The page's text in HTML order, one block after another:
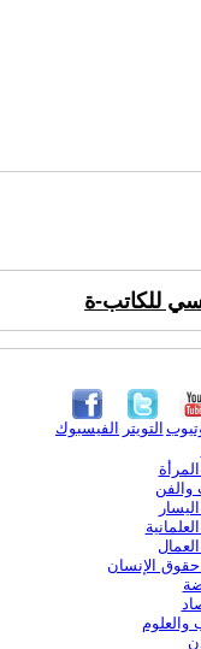
للكاتب-ة
الفيسبوك التويتر
والفن
العمال
حقوق الإنسان
والعلوم